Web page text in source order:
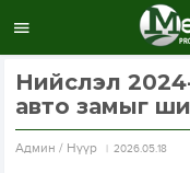
Нийслэл
авто замыг
Aдмин / Нүүр 2026.05.18